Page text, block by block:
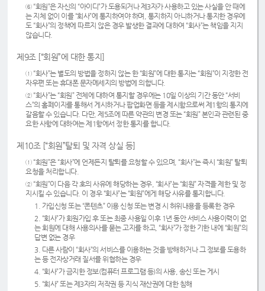
⑥ “회원”은 자신의 “아이디”가 도용되거나 제3자가 사용하고 있는 사실을 안 때에
는 지체 없이 이를 “회사”에 통지하여야 하며, 통지하지 아니하거나 통지한 경우에
도 “회사”의 정책에 따르지 않은 경우 발생한 결과에 대하여 “회사”는 책임을 지지
않습니다.
제9조 [“회원”에 대한 통지]
① “회사”는 별도의 방법을 정하지 않는 한 “회원”에 대한 통지는 “회원”이 지정한 전
자우편 또는 휴대폰 문자메세지의 방법에 의합니다.
② “회사”는 “회원” 전체에 대하여 통지할 경우에는 10일 이상의 기간 동안 “서비
스”의 홈페이지를 통해서 게시하거나 팝업화면 등을 제시함으로써 제1항의 통지에
갈음할 수 있습니다. 다만, 제5조에 따른 약관의 변경 또는 “회원” 본인과 관련된 중
요한 사항에 대하여는 제1항에서 정한 통지를 합니다.
제10조 [“회원”탈퇴 및 자격 상실 등]
① “회원”은 “회사”에 언제든지 탈퇴를 요청할 수 있으며, “회사”는 즉시 “회원” 탈퇴
요청을 처리합니다.
② “회원”이 다음 각 호의 사유에 해당하는 경우, “회사”는 “회원” 자격을 제한 및 정
지시킬 수 있습니다. 이 경우 “회사”는 “회원”에게 해당 사유를 통지합니다.
1. 가입신청 또는 “콘텐츠” 이용 신청 또는 변경 시 허위내용을 등록한 경우
2. “회사”가 회원가입 후 또는 최종 사용일 이후 1년 동안 서비스 사용이력이 없
는 회원에 대해 사용의사를 묻는 고지를 하고, “회사”가 정한 기한 내에 “회원”의
답변 없는 경우
3. 다른 사람이 “회사”의 서비스를 이용하는 것을 방해하거나 그 정보를 도용하
는 등 전자상거래 질서를 위협하는 경우
4. “회사”가 금지한 정보(컴퓨터 프로그램 등)의 사용, 송신 또는 게시
5. “회사” 또는 제3자의 저작권 등 지식 재산권에 대한 침해